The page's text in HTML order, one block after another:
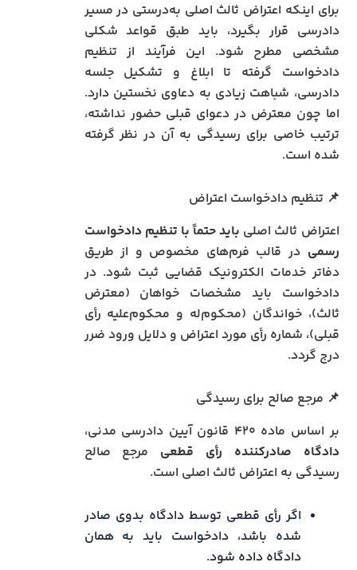
برای اینکه اعتراض ثالث اصلی به‌درستی در مسیر
دادرسی قرار بگیرد، باید طبق قواعد شکلی
مشخصی مطرح شود. این فرآیند از تنظیم
دادخواست گرفته تا ابلاغ و تشکیل جلسه
دادرسی، شباهت زیادی به دعاوی نخستین دارد.
اما چون معترض در دعوای قبلی حضور نداشته،
ترتیب خاصی برای رسیدگی به آن در نظر گرفته
شده است.
📌 تنظیم دادخواست اعتراض
اعتراض ثالث اصلی باید حتماً با تنظیم دادخواست
رسمی در قالب فرم‌های مخصوص و از طریق
دفاتر خدمات الکترونیک قضایی ثبت شود. در
دادخواست باید مشخصات خواهان (معترض
ثالث)، خواندگان (محکوم‌له و محکوم‌علیه رأی
قبلی)، شماره رأی مورد اعتراض و دلایل ورود ضرر
درج گردد.
📌 مرجع صالح برای رسیدگی
بر اساس ماده ۴۲۰ قانون آیین دادرسی مدنی،
دادگاه صادرکننده رأی قطعی مرجع صالح
رسیدگی به اعتراض ثالث اصلی است.
اگر رأی قطعی توسط دادگاه بدوی صادر
شده باشد، دادخواست باید به همان
دادگاه داده شود.